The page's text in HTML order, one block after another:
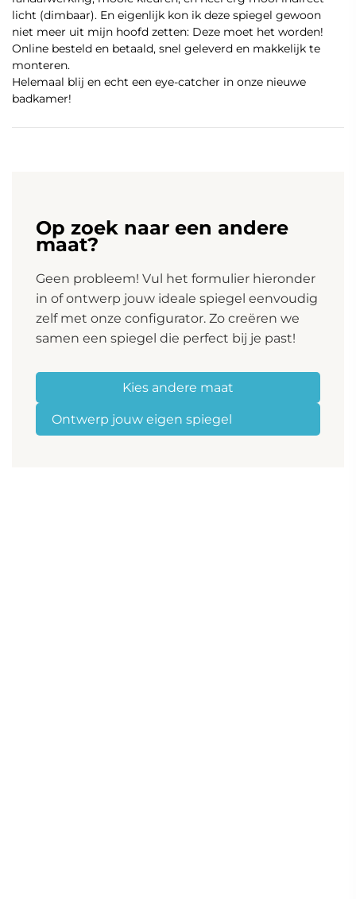
Zowel de verlichting als de verwarming worden bediend
met de linker touch schakelaar aan de voorzijde van de
spiegel. Door de touch knop ingedrukt te houden wordt de
verlichting traploos gedimd. Zo stelt u zelf de juiste
lichtsterkte in.
Met de rechter touch knop kunt u zelf de kleur van de
hiervoor de handleiding van deze spiegel.
licht (dimbaar). En eigenlijk kon ik deze spiegel gewoon
niet meer uit mijn hoofd zetten: Deze moet het worden!
Online besteld en betaald, snel geleverd en makkelijk te
monteren.
Helemaal blij en echt een eye-catcher in onze nieuwe
badkamer!
Op zoek naar een andere
maat?
Geen probleem! Vul het formulier hieronder
in of ontwerp jouw ideale spiegel eenvoudig
zelf met onze configurator. Zo creëren we
samen een spiegel die perfect bij je past!
Kies andere maat
Ontwerp jouw eigen spiegel